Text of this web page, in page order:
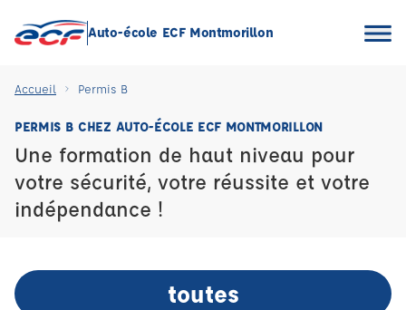
Auto-école ECF Montmorillon
Accueil Permis B
PERMIS B CHEZ AUTO-ÉCOLE ECF MONTMORILLON
Une formation de haut niveau pour
votre sécurité, votre réussite et votre
indépendance !
toutes